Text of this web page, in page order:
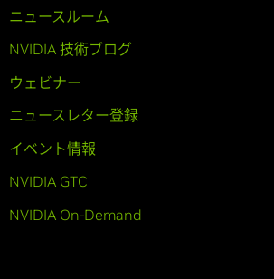
ニュースルーム
NVIDIA 技術ブログ
ウェビナー
ニュースレター登録
イベント情報
NVIDIA GTC
NVIDIA On-Demand